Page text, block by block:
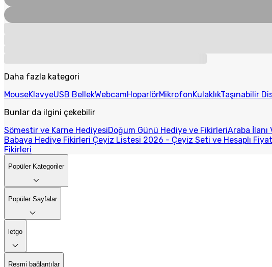
Daha fazla kategori
MouseKlavyeUSB BellekWebcamHoparlörMikrofonKulaklıkTaşınabilir
Bunlar da ilgini çekebilir
Sömestir ve Karne HediyesiDoğum Günü Hediye ve FikirleriAraba İlanı
Babaya Hediye Fikirleri Çeyiz Listesi 2026 - Çeyiz Seti ve Hesaplı
Fikirleri
Popüler Kategoriler
Popüler Sayfalar
letgo
Resmi bağlantılar